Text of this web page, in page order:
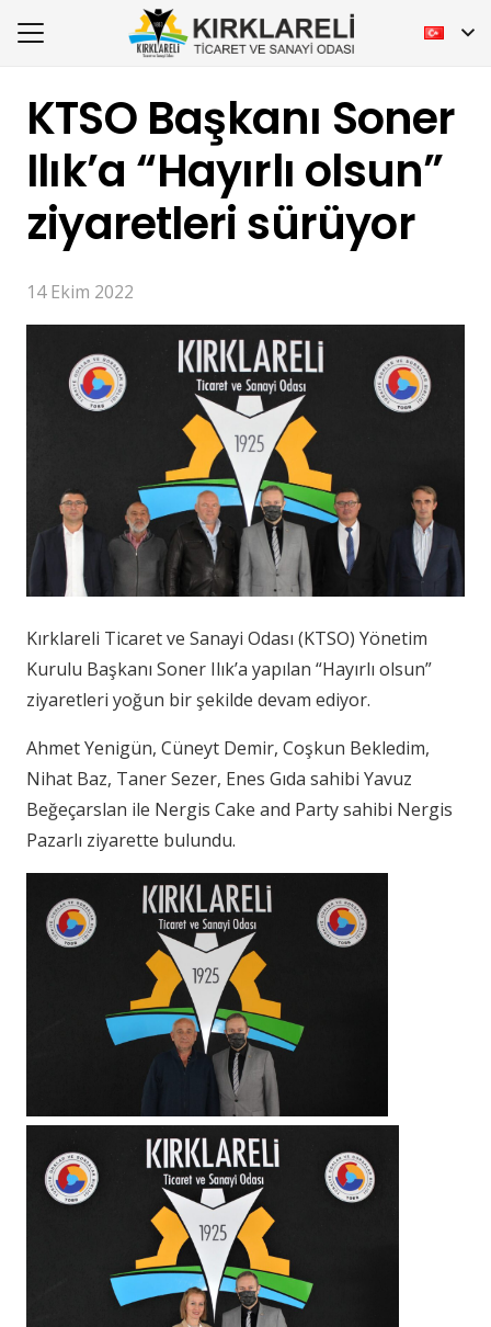
KTSO Başkanı Soner
Ilık’a “Hayırlı olsun”
ziyaretleri sürüyor
14 Ekim 2022
Kırklareli Ticaret ve Sanayi Odası (KTSO) Yönetim
Kurulu Başkanı Soner Ilık’a yapılan “Hayırlı olsun”
ziyaretleri yoğun bir şekilde devam ediyor.
Ahmet Yenigün, Cüneyt Demir, Coşkun Bekledim,
Nihat Baz, Taner Sezer, Enes Gıda sahibi Yavuz
Beğeçarslan ile Nergis Cake and Party sahibi Nergis
Pazarlı ziyarette bulundu.